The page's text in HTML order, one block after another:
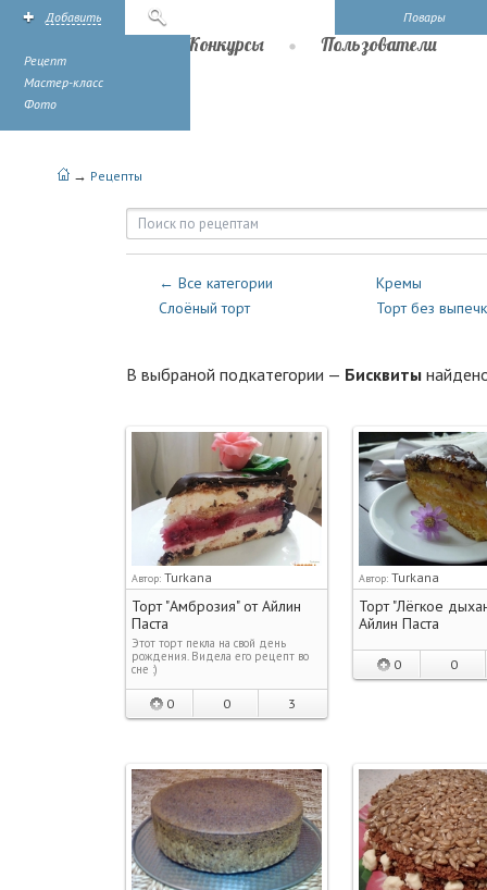
Повары
Добавить
Рецепт
Мастер-класс
Фото
Конкурсы Пользователи
→ Рецепты
Рецепты — Торты и
← Все категории
Кремы
Слоёный торт
Торт без
В выбраной подкатегории — Бисквиты
Автор: Turkana
Торт "Амброзия" от Айлин
Паста
Этот торт пекла на свой день
рождения. Видела его рецепт во
сне :)
0 0 3
Автор: Turkana
Торт "Лёгкое
Айлин Паста
0 0